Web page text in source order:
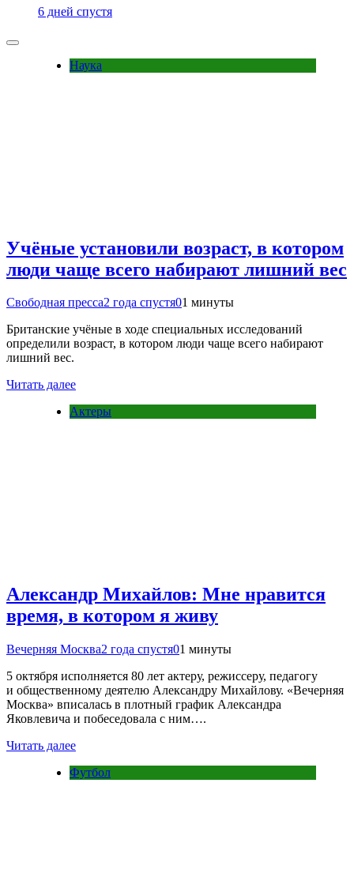
6 дней спустя
Наука
Учёные установили возраст, в котором
люди чаще всего набирают лишний вес
Свободная пресса2 года спустя01 минуты
Британские учёные в ходе специальных исследований
определили возраст, в котором люди чаще всего набирают
лишний вес.
Читать далее
Актеры
Александр Михайлов: Мне нравится
время, в котором я живу
Вечерняя Москва2 года спустя01 минуты
5 октября исполняется 80 лет актеру, режиссеру, педагогу
и общественному деятелю Александру Михайлову. «Вечерняя
Москва» вписалась в плотный график Александра
Яковлевича и побеседовала с ним….
Читать далее
Футбол